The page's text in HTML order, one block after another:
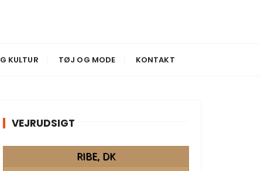
KULTUR TØJ OG MODE KONTAKT
VEJRUDSIGT
RIBE, DK